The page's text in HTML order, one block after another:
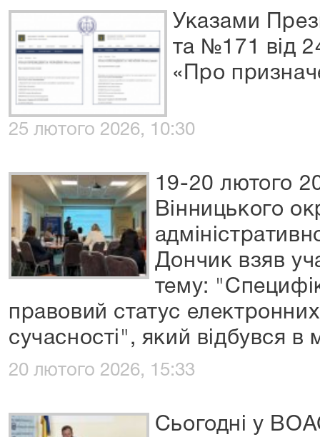
Указами
та №171 від
«Про
25 лютого 2026, 10:30
19-20 лютого
Вінницького
Дончик взяв
тему:
правовий статус
сучасності", який відбувся в
20 лютого 2026, 15:33
Сьогодні у